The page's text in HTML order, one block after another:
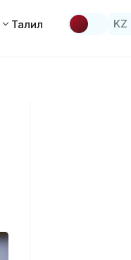
Таҳлил KZ